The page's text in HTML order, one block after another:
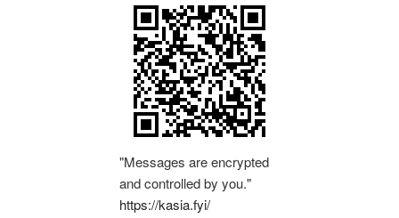
"Messages are encrypted
and controlled by you."
https://kasia.fyi/